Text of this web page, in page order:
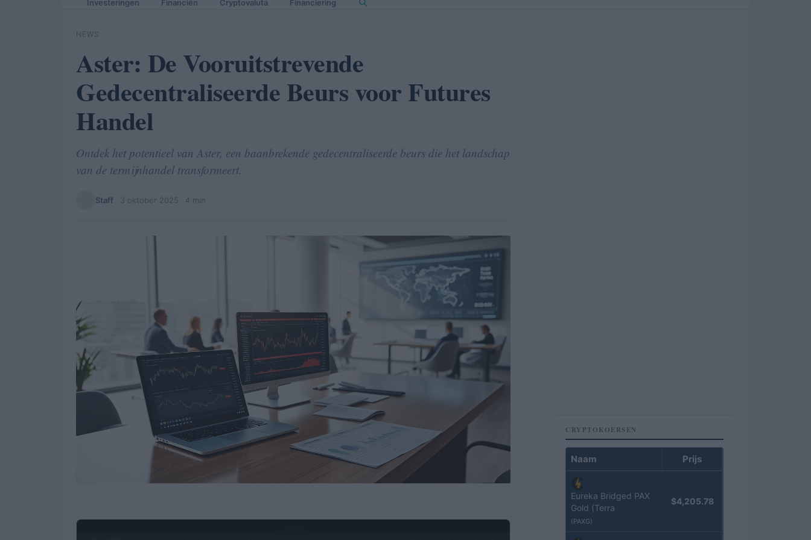
Investeringen Financiën Cryptovaluta Financiering
NEWS
Aster: De Vooruitstrevende
Gedecentraliseerde Beurs voor Futures
Handel
Ontdek het potentieel van Aster, een baanbrekende gedecentraliseerde beurs die het landschap
van de termijnhandel transformeert.
Staff 3 oktober 2025 · 4 min
CRYPTOKOERSEN
Naam Prijs
Eureka Bridged PAX
Gold (Terra
(PAXG)
$4,205.78